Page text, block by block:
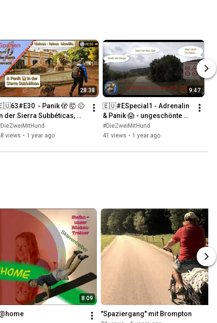
28:38
- Panik 🫣 🤯 🤢
der Sierra Subbéticas,
am Fuße🦶 der
Nevada
views • 1 year ago
9:47
🇪🇺#ESpecial1 - Adrenalin
& Panik 😱 - ungeschönte
Realität für 17s cooles
Videomaterial 📽 (4k)
#DieZweiMitHund
41 views • 1 year ago
8:09
"Spaziergang" mit Brompton